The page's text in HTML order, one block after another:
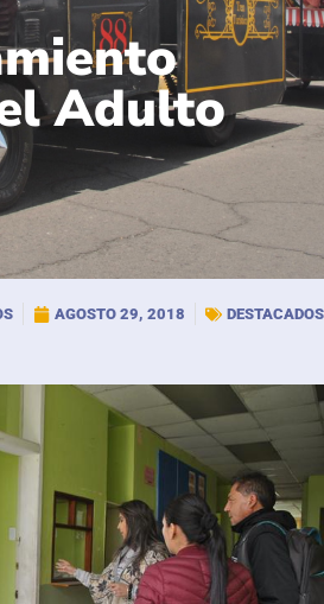
Adulto
AGOSTO 29, 2018 DESTACADOS